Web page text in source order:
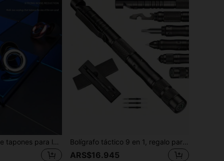
1 par + 3 pares de tapones para los oídos de tamaños S/M/L + caja de almacenamiento, tapones para los oídos a prueba de ruido, chapados, tapones para los oídos de silicona para dormir, adecuados para festivales de música, dormir, estudiar, oficina, exteriores, biblioteca Bolígrafo táctico 9 en 1, regalo para hombres padres, artilugios geniales para hombres, destornillador multiherramienta, brújula, abrebotellas, silbato, recambios de tinta
ARS$16.945